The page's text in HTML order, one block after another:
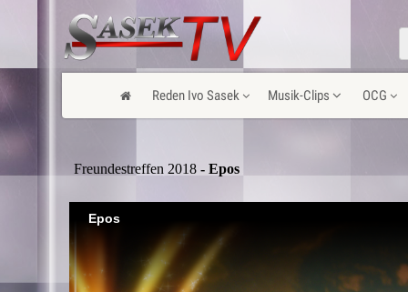
Reden Ivo Sasek Musik-Clips OCG
Freundestreffen 2018 - Epos
Epos